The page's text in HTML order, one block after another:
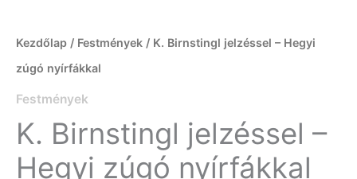
Kezdőlap / Festmények / K. Birnstingl jelzéssel – Hegyi
zúgó nyírfákkal
Festmények
K. Birnstingl jelzéssel –
Hegyi zúgó nyírfákkal